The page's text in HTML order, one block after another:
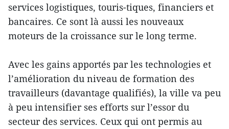
services logistiques, touris-tiques, financiers et
bancaires. Ce sont là aussi les nouveaux
moteurs de la croissance sur le long terme.
Avec les gains apportés par les technologies et
l’amélioration du niveau de formation des
travailleurs (davantage qualifiés), la ville va peu
à peu intensifier ses efforts sur l’essor du
secteur des services. Ceux qui ont permis au